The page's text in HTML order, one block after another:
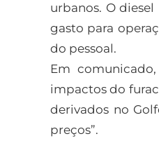
urbanos. O
gasto para
do pessoal.
Em
impactos do
derivados no
preços”.